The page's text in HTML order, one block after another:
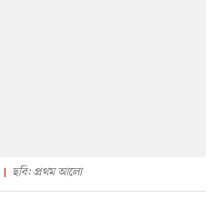
ছবি: প্রথম আলো